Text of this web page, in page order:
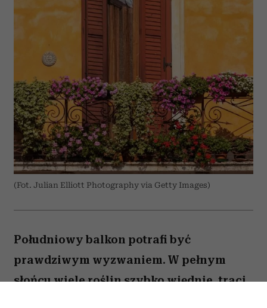
(Fot. Julian Elliott Photography via Getty Images)
Południowy balkon potrafi być
prawdziwym wyzwaniem. W pełnym
słońcu wiele roślin szybko więdnie, traci